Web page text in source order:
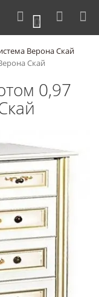
0
Верона Скай
Скай
0,97